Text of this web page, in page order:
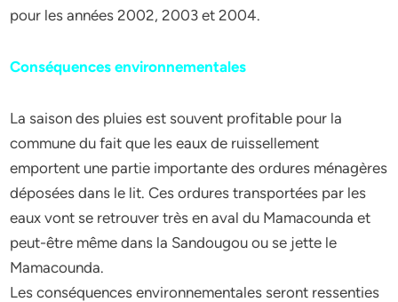
pour les années 2002, 2003 et 2004.
Conséquences environnementales
La saison des pluies est souvent profitable pour la
commune du fait que les eaux de ruissellement
emportent une partie importante des ordures ménagères
déposées dans le lit. Ces ordures transportées par les
eaux vont se retrouver très en aval du Mamacounda et
peut-être même dans la Sandougou ou se jette le
Mamacounda.
Les conséquences environnementales seront ressenties